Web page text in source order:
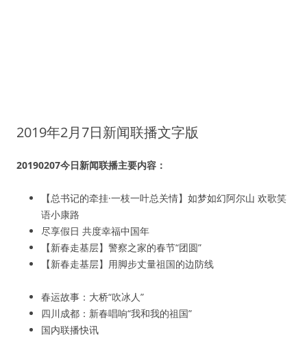
2019年2月7日新闻联播文字版
20190207今日新闻联播主要内容：
【总书记的牵挂·一枝一叶总关情】如梦如幻阿尔山 欢歌笑
语小康路
尽享假日 共度幸福中国年
【新春走基层】警察之家的春节“团圆”
【新春走基层】用脚步丈量祖国的边防线
春运故事：大桥“吹冰人”
四川成都：新春唱响“我和我的祖国”
国内联播快讯